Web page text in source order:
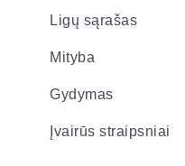
Ligų sąrašas
Mityba
Gydymas
Įvairūs straipsniai